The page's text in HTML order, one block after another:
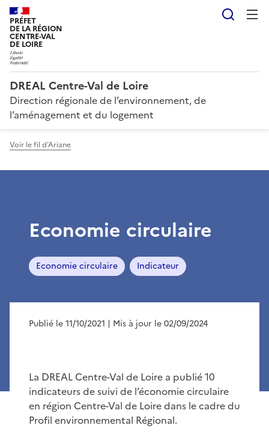
PRÉFET
DE LA RÉGION
CENTRE-VAL
DE LOIRE
DREAL Centre-Val de Loire
Direction régionale de l’environnement, de
l’aménagement et du logement
Voir le fil d'Ariane
Economie circulaire
Economie circulaire Indicateur
Publié le 11/10/2021 | Mis à jour le 02/09/2024
La DREAL Centre-Val de Loire a publié 10
indicateurs de suivi de l’économie circulaire
en région Centre-Val de Loire dans le cadre du
Profil environnemental Régional.